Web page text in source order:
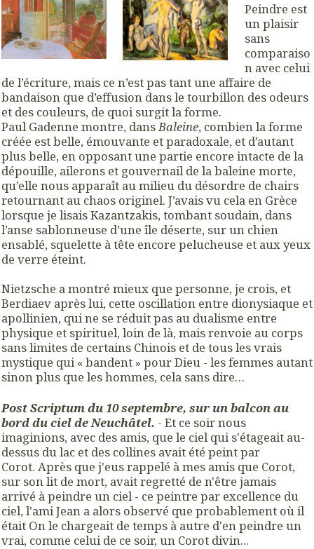
Peindre est
un plaisir
sans
comparaiso
n avec celui
de l’écriture, mais ce n’est pas tant une affaire de
bandaison que d’effusion dans le tourbillon des odeurs
et des couleurs, de quoi surgit la forme.
Paul Gadenne montre, dansBaleine, combien la forme
créée est belle, émouvante et paradoxale, et d’autant
plus belle, en opposant une partie encore intacte de la
dépouille, ailerons et gouvernail de la baleine morte,
qu’elle nous apparaît au milieu du désordre de chairs
retournant au chaos originel. J’avais vu cela en Grèce
lorsque je lisais Kazantzakis, tombant soudain, dans
l’anse sablonneuse d’une île déserte, sur un chien
ensablé, squelette à tête encore pelucheuse et aux yeux
de verre éteint.
Nietzsche a montré mieux que personne, je crois, et
Berdiaev après lui, cette oscillation entre dionysiaque et
apollinien, qui ne se réduit pas au dualisme entre
physique et spirituel, loin de là, mais renvoie au corps
sans limites de certains Chinois et de tous les vrais
mystique qui « bandent » pour Dieu - les femmes autant
sinon plus que les hommes, cela sans dire…
Post Scriptum du 10 septembre, sur un balcon au
bord du ciel de Neuchâtel. - Et ce soir nous
imaginions, avec des amis, que le ciel qui s'étageait au-
dessus du lac et des collines avait été peint par
Corot. Après que j'eus rappelé à mes amis que Corot,
sur son lit de mort, avait regretté de n'être jamais
arrivé à peindre un ciel - ce peintre par excellence du
ciel, l'ami Jean a alors observé que probablement où il
était On le chargeait de temps à autre d'en peindre un
vrai, comme celui de ce soir, un Corot divin...